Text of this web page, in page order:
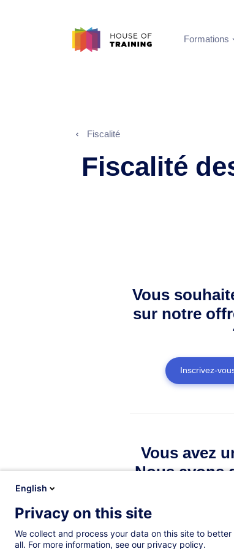
Formations
Fiscalité
Fiscalité
Vous
sur notre
Inscrivez-
Vous avez
Nous avons
English
Privacy on this site
We collect and process your data on this site to
all. For more information, see our privacy policy.